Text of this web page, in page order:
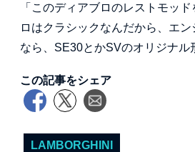
「このディアブロのレストモッ
ロはクラシックなんだから、エ
なら、SE30とかSVのオリジナ
この記事をシェア
LAMBORGHINI